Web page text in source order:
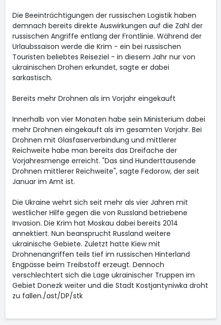
Die Beeinträchtigungen der russischen Logistik haben
demnach bereits direkte Auswirkungen auf die Zahl der
russischen Angriffe entlang der Frontlinie. Während der
Urlaubssaison werde die Krim - ein bei russischen
Touristen beliebtes Reiseziel - in diesem Jahr nur von
ukrainischen Drohen erkundet, sagte er dabei
sarkastisch.
Bereits mehr Drohnen als im Vorjahr eingekauft
Innerhalb von vier Monaten habe sein Ministerium dabei
mehr Drohnen eingekauft als im gesamten Vorjahr. Bei
Drohnen mit Glasfaserverbindung und mittlerer
Reichweite habe man bereits das Dreifache der
Vorjahresmenge erreicht. "Das sind Hunderttausende
Drohnen mittlerer Reichweite", sagte Fedorow, der seit
Januar im Amt ist.
Die Ukraine wehrt sich seit mehr als vier Jahren mit
westlicher Hilfe gegen die von Russland betriebene
Invasion. Die Krim hat Moskau dabei bereits 2014
annektiert. Nun beansprucht Russland weitere
ukrainische Gebiete. Zuletzt hatte Kiew mit
Drohnenangriffen teils tief im russischen Hinterland
Engpässe beim Treibstoff erzeugt. Dennoch
verschlechtert sich die Lage ukrainischer Truppen im
Gebiet Donezk weiter und die Stadt Kostjantyniwka droht
zu fallen./ast/DP/stk